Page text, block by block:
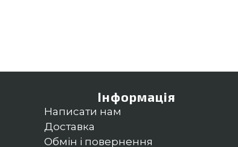
Інформація
Написати нам
Доставка
Обмін і повернення